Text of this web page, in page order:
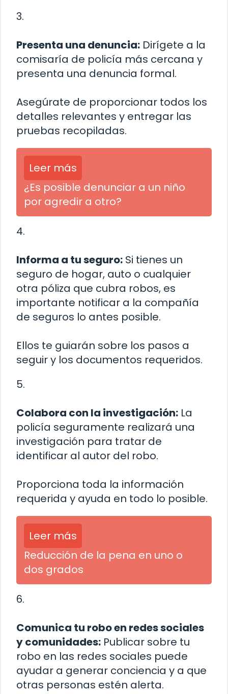
3.
Presenta una denuncia: Dirígete a la
comisaría de policía más cercana y
presenta una denuncia formal.
Asegúrate de proporcionar todos los
detalles relevantes y entregar las
pruebas recopiladas.
Leer más
¿Es posible denunciar a un niño
por agredir a otro?
4.
Informa a tu seguro: Si tienes un
seguro de hogar, auto o cualquier
otra póliza que cubra robos, es
importante notificar a la compañía
de seguros lo antes posible.
Ellos te guiarán sobre los pasos a
seguir y los documentos requeridos.
5.
Colabora con la investigación: La
policía seguramente realizará una
investigación para tratar de
identificar al autor del robo.
Proporciona toda la información
requerida y ayuda en todo lo posible.
Leer más
Reducción de la pena en uno o
dos grados
6.
Comunica tu robo en redes sociales
y comunidades: Publicar sobre tu
robo en las redes sociales puede
ayudar a generar conciencia y a que
otras personas estén alerta.